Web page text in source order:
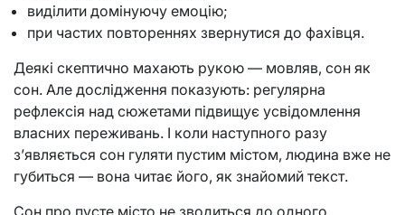
виділити домінуючу емоцію;
при частих повтореннях звернутися до фахівця.
Деякі скептично махають рукою — мовляв, сон як
сон. Але дослідження показують: регулярна
рефлексія над сюжетами підвищує усвідомлення
власних переживань. І коли наступного разу
з’являється сон гуляти пустим містом, людина вже не
губиться — вона читає його, як знайомий текст.